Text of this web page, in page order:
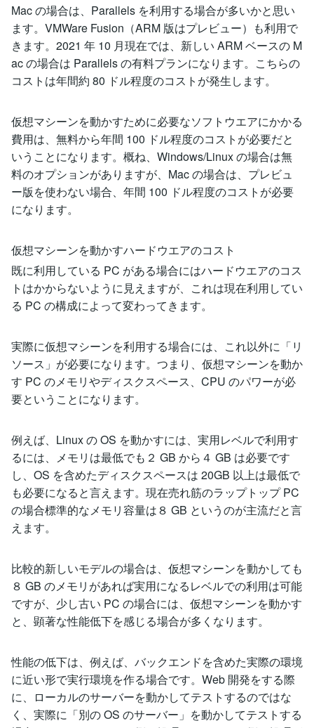
Mac の場合は、Parallels を利用する場合が多いかと思い
ます。VMWare Fusion（ARM 版はプレビュー）も利用で
きます。2021 年 10 月現在では、新しい ARM ベースの M
ac の場合は Parallels の有料プランになります。こちらの
コストは年間約 80 ドル程度のコストが発生します。
仮想マシーンを動かすために必要なソフトウエアにかかる
費用は、無料から年間 100 ドル程度のコストが必要だと
いうことになります。概ね、Windows/Linux の場合は無
料のオプションがありますが、Mac の場合は、プレビュ
ー版を使わない場合、年間 100 ドル程度のコストが必要
になります。
仮想マシーンを動かすハードウエアのコスト
既に利用している PC がある場合にはハードウエアのコス
トはかからないように見えますが、これは現在利用してい
る PC の構成によって変わってきます。
実際に仮想マシーンを利用する場合には、これ以外に「リ
ソース」が必要になります。つまり、仮想マシーンを動か
す PC のメモリやディスクスペース、CPU のパワーが必
要ということになります。
例えば、Linux の OS を動かすには、実用レベルで利用す
るには、メモリは最低でも２ GB から４ GB は必要です
し、OS を含めたディスクスペースは 20GB 以上は最低で
も必要になると言えます。現在売れ筋のラップトップ PC
の場合標準的なメモリ容量は８ GB というのが主流だと言
えます。
比較的新しいモデルの場合は、仮想マシーンを動かしても
８ GB のメモリがあれば実用になるレベルでの利用は可能
ですが、少し古い PC の場合には、仮想マシーンを動かす
と、顕著な性能低下を感じる場合が多くなります。
性能の低下は、例えば、バックエンドを含めた実際の環境
に近い形で実行環境を作る場合です。Web 開発をする際
に、ローカルのサーバーを動かしてテストするのではな
く、実際に「別の OS のサーバー」を動かしてテストする